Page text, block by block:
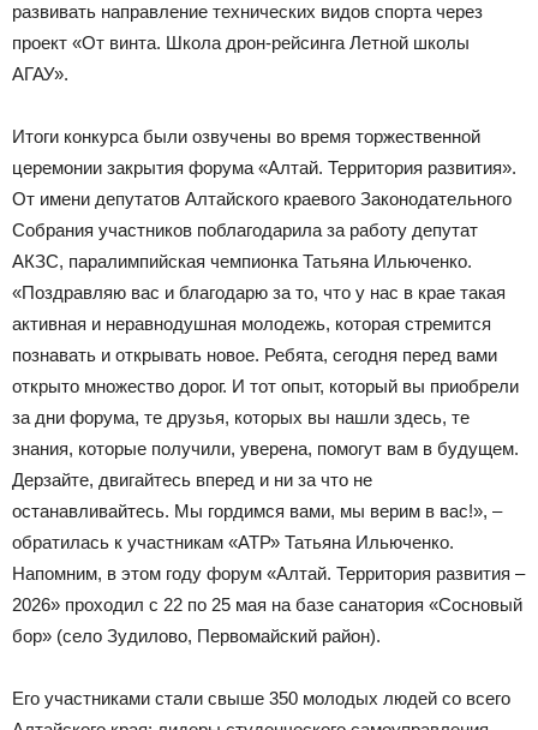
развивать направление технических видов спорта через
проект «От винта. Школа дрон-рейсинга Летной школы
АГАУ».
Итоги конкурса были озвучены во время торжественной
церемонии закрытия форума «Алтай. Территория развития».
От имени депутатов Алтайского краевого Законодательного
Собрания участников поблагодарила за работу депутат
АКЗС, паралимпийская чемпионка Татьяна Ильюченко.
«Поздравляю вас и благодарю за то, что у нас в крае такая
активная и неравнодушная молодежь, которая стремится
познавать и открывать новое. Ребята, сегодня перед вами
открыто множество дорог. И тот опыт, который вы приобрели
за дни форума, те друзья, которых вы нашли здесь, те
знания, которые получили, уверена, помогут вам в будущем.
Дерзайте, двигайтесь вперед и ни за что не
останавливайтесь. Мы гордимся вами, мы верим в вас!», –
обратилась к участникам «АТР» Татьяна Ильюченко.
Напомним, в этом году форум «Алтай. Территория развития –
2026» проходил с 22 по 25 мая на базе санатория «Сосновый
бор» (село Зудилово, Первомайский район).
Его участниками стали свыше 350 молодых людей со всего